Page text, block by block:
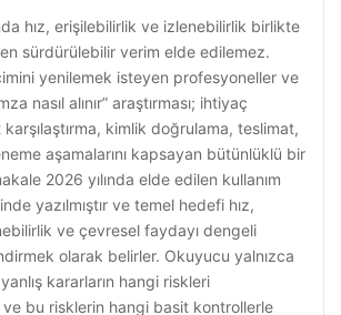
hız, erişilebilirlik ve izlenebilirlik birlikte
sürdürülebilir verim elde edilemez.
yenilemek isteyen profesyoneller ve
nasıl alınır” araştırması; ihtiyaç
kimlik doğrulama, teslimat,
aşamalarını kapsayan bütünlüklü bir
2026 yılında elde edilen kullanım
yazılmıştır ve temel hedefi hız,
ve çevresel faydayı dengeli
olarak belirler. Okuyucu yalnızca
kararların hangi riskleri
bu risklerin hangi basit kontrollerle